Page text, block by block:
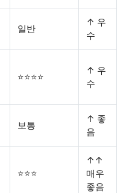
일반
↑ 우
수
⭐⭐⭐⭐
↑ 우
수
보통
↑ 좋
음
⭐⭐⭐
↑↑
매우
좋음